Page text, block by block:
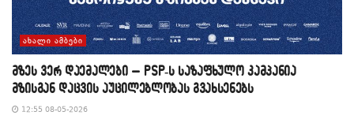
ᲐᲮᲐᲚᲘ ᲐᲛᲑᲔᲑᲘ
მზეს ვერ დაემალები – PSP-ს საზაფხულო კამპანია
მზისგან დაცვის აუცილებლობას გვახსენებს
12:55 08-05-2026